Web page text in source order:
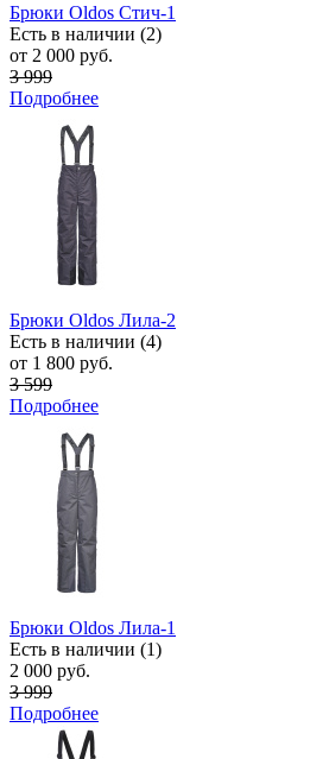
Брюки Oldos Стич-1
Есть в наличии (2)
от 2 000 руб.
3 999
Подробнее
Брюки Oldos Лила-2
Есть в наличии (4)
от 1 800 руб.
3 599
Подробнее
Брюки Oldos Лила-1
Есть в наличии (1)
2 000 руб.
3 999
Подробнее